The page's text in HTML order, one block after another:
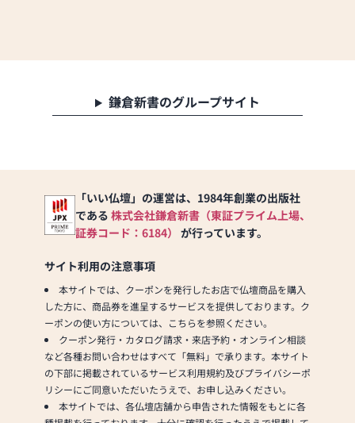
身、ご家族にあった供養
や、お困りのことなどご
ざいましたら、ぜひ、お
ております。1,000種類
以上の組み合わせの中か
らお客様に合ったお仏
します。
≪「カリモク家具」との
協同開発≫
お仏壇のはせがわは、日
本を代表する家具メーカ
ー「カリモク家具」との
協同開発で、現代の住宅
にあったモダンなお仏壇
を作っています。他にも
鎌倉新書のグループサイト
「いい仏壇」の運営は、1984年創業の出版社
である 株式会社鎌倉新書（東証プライム上場、
証券コード：6184） が行っています。
サイト利用の注意事項
本サイトでは、クーポンを発行したお店で仏壇商品を購入
した方に、商品券を進呈するサービスを提供しております。ク
ーポンの使い方については、こちらを参照ください。
クーポン発行・カタログ請求・来店予約・オンライン相談
など各種お問い合わせはすべて「無料」で承ります。本サイト
の下部に掲載されているサービス利用規約及びプライバシーポ
リシーにご同意いただいたうえで、お申し込みください。
本サイトでは、各仏壇店舗から申告された情報をもとに各